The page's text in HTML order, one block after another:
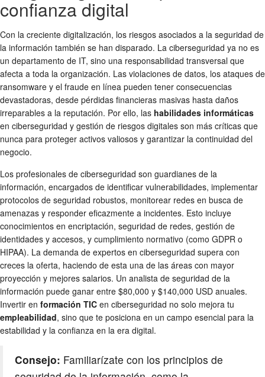
confianza digital
Con la creciente digitalización, los riesgos asociados a la seguridad de
la información también se han disparado. La ciberseguridad ya no es
un departamento de IT, sino una responsabilidad transversal que
afecta a toda la organización. Las violaciones de datos, los ataques de
ransomware y el fraude en línea pueden tener consecuencias
devastadoras, desde pérdidas financieras masivas hasta daños
irreparables a la reputación. Por ello, las habilidades informáticas
en ciberseguridad y gestión de riesgos digitales son más críticas que
nunca para proteger activos valiosos y garantizar la continuidad del
negocio.
Los profesionales de ciberseguridad son guardianes de la
información, encargados de identificar vulnerabilidades, implementar
protocolos de seguridad robustos, monitorear redes en busca de
amenazas y responder eficazmente a incidentes. Esto incluye
conocimientos en encriptación, seguridad de redes, gestión de
identidades y accesos, y cumplimiento normativo (como GDPR o
HIPAA). La demanda de expertos en ciberseguridad supera con
creces la oferta, haciendo de esta una de las áreas con mayor
proyección y mejores salarios. Un analista de seguridad de la
información puede ganar entre $80,000 y $140,000 USD anuales.
Invertir en formación TIC en ciberseguridad no solo mejora tu
empleabilidad, sino que te posiciona en un campo esencial para la
estabilidad y la confianza en la era digital.
Consejo: Familiarízate con los principios de